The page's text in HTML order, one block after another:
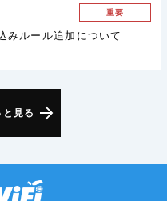
重要
みルール追加について
見る